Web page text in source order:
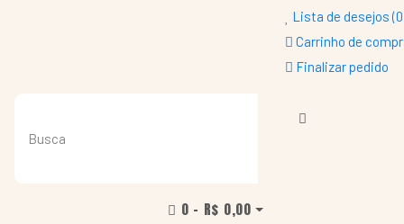
Lista de desejos
Carrinho de
Finalizar pedido
0 - R$ 0,00